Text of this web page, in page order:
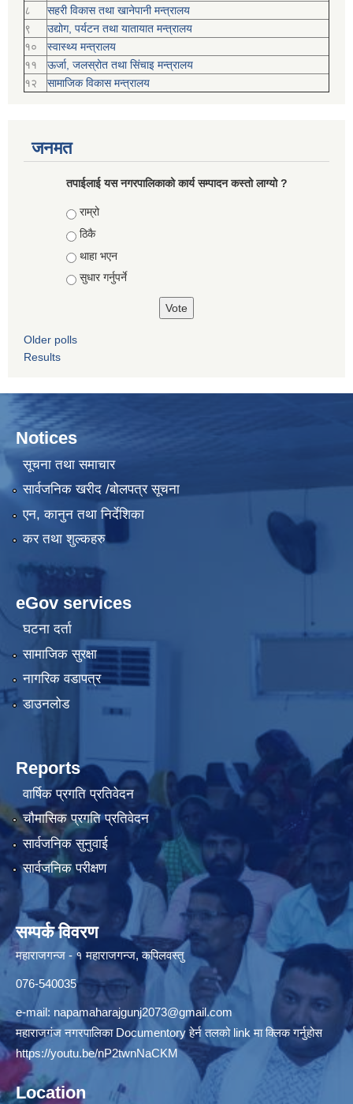
८
सहरी विकास तथा खानेपानी मन्त्रालय
९
उद्योग, पर्यटन तथा यातायात मन्त्रालय
१०
स्वास्थ्य मन्त्रालय
११
ऊर्जा, जलस्रोत तथा सिंचाइ मन्त्रालय
१२
सामाजिक विकास मन्‍‍त्रालय
जनमत
तपाईलाई यस नगरपालिकाको कार्य सम्पादन कस्तो लाग्यो ?
Choices
राम्रो
ठिकै
थाहा भएन
सुधार गर्नुपर्ने
Older polls
Results
Notices
सूचना तथा समाचार
सार्वजनिक खरीद /बोलपत्र सूचना
एन, कानुन तथा निर्देशिका
कर तथा शुल्कहरु
eGov services
घटना दर्ता
सामाजिक सुरक्षा
नागरिक वडापत्र
डाउनलोड
Reports
वार्षिक प्रगति प्रतिवेदन
चौमासिक प्रगति प्रतिवेदन
सार्वजनिक सुनुवाई
सार्वजनिक परीक्षण
सम्पर्क विवरण
महाराजगन्ज - १ महाराजगन्ज, कपिलवस्तु
076-540035
e-mail: napamaharajgunj2073@gmail.com
महाराजगंज नगरपालिका Documentory हेर्न तलको link मा क्लिक गर्नुहोस
https://youtu.be/nP2twnNaCKM
Location